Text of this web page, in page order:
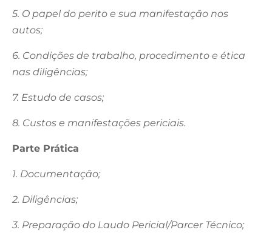
5. O papel do perito e sua manifestação nos
autos;
6. Condições de trabalho, procedimento e ética
nas diligências;
7. Estudo de casos;
8. Custos e manifestações periciais.
Parte Prática
1. Documentação;
2. Diligências;
3. Preparação do Laudo Pericial/Parcer Técnico;